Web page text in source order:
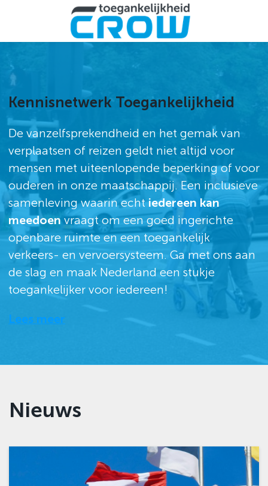
Kennisnetwerk Toegankelijkheid
De vanzelfsprekendheid en het gemak van
verplaatsen of reizen geldt niet altijd voor
mensen met uiteenlopende beperking of voor
ouderen in onze maatschappij. Een inclusieve
samenleving waarin echt iedereen kan
meedoen vraagt om een goed ingerichte
openbare ruimte en een toegankelijk
verkeers- en vervoersysteem. Ga met ons aan
de slag en maak Nederland een stukje
toegankelijker voor iedereen!
Lees meer
Nieuws